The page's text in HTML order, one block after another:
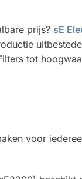
prijs? sE
tot
voor